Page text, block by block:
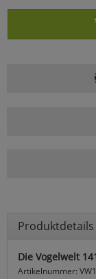
Produktdetails
Die Vogelwelt
Artikelnummer: